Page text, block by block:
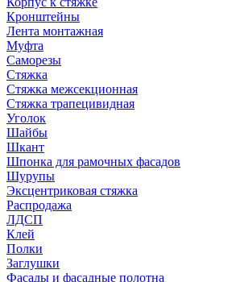
Кронштейны
Лента монтажная
Муфта
Саморезы
Стяжка
Стяжка межсекционная
Стяжка трапецивидная
Уголок
Шайбы
Шкант
Шпонка для рамочных фасадов
Шурупы
Эксцентриковая стяжка
Распродажа
ЛДСП
Клей
Полки
Заглушки
Фасады и фасадные полотна